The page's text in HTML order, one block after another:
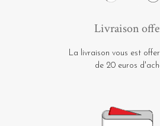
Livraison
La livraison vous est
de 20 euros